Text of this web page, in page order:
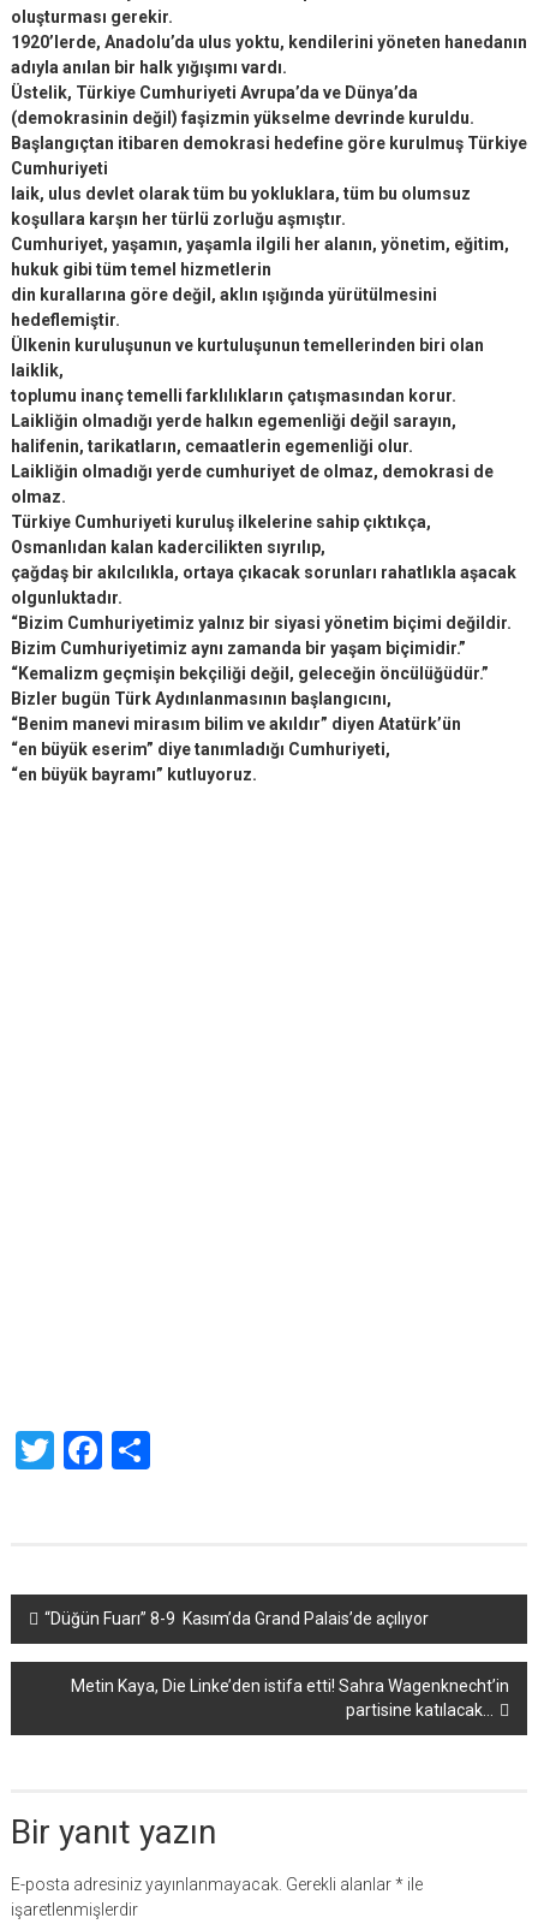
oluşturması gerekir.
1920’lerde, Anadolu’da ulus yoktu, kendilerini yöneten hanedanın
adıyla anılan bir halk yığışımı vardı.
Üstelik, Türkiye Cumhuriyeti Avrupa’da ve Dünya’da
(demokrasinin değil) faşizmin yükselme devrinde kuruldu.
Başlangıçtan itibaren demokrasi hedefine göre kurulmuş Türkiye
Cumhuriyeti
laik, ulus devlet olarak tüm bu yokluklara, tüm bu olumsuz
koşullara karşın her türlü zorluğu aşmıştır.
Cumhuriyet, yaşamın, yaşamla ilgili her alanın, yönetim, eğitim,
hukuk gibi tüm temel hizmetlerin
din kurallarına göre değil, aklın ışığında yürütülmesini
hedeflemiştir.
Ülkenin kuruluşunun ve kurtuluşunun temellerinden biri olan
laiklik,
toplumu inanç temelli farklılıkların çatışmasından korur.
Laikliğin olmadığı yerde halkın egemenliği değil sarayın,
halifenin, tarikatların, cemaatlerin egemenliği olur.
Laikliğin olmadığı yerde cumhuriyet de olmaz, demokrasi de
olmaz.
Türkiye Cumhuriyeti kuruluş ilkelerine sahip çıktıkça,
Osmanlıdan kalan kadercilikten sıyrılıp,
çağdaş bir akılcılıkla, ortaya çıkacak sorunları rahatlıkla aşacak
olgunluktadır.
“Bizim Cumhuriyetimiz yalnız bir siyasi yönetim biçimi değildir.
Bizim Cumhuriyetimiz aynı zamanda bir yaşam biçimidir.”
“Kemalizm geçmişin bekçiliği değil, geleceğin öncülüğüdür.”
Bizler bugün Türk Aydınlanmasının başlangıcını,
“Benim manevi mirasım bilim ve akıldır” diyen Atatürk’ün
“en büyük eserim” diye tanımladığı Cumhuriyeti,
“en büyük bayramı” kutluyoruz.
TwitterFacebook
Share
Yazı
dolaşımı
“Düğün Fuarı” 8-9 Kasım’da Grand Palais’de açılıyor
Metin Kaya, Die Linke’den istifa etti! Sahra Wagenknecht’in
partisine katılacak…
Bir yanıt yazın
E-posta adresiniz yayınlanmayacak. Gerekli alanlar*ile
işaretlenmişlerdir